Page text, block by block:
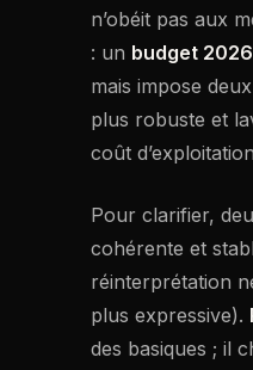
n’obéit pas aux
: un budget 2026
mais impose
plus robuste et
coût
Pour clarifier,
cohérente et
réinterprétation
plus expressive).
des basiques ; il